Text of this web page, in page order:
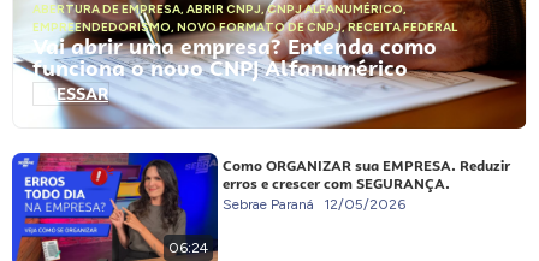
ABERTURA DE EMPRESA, ABRIR CNPJ,CNPJ ALFANUMÉRICO,
EMPREENDEDORISMO, NOVO FORMATO DE CNPJ,RECEITA FEDERAL
Vai abrir uma empresa? Entenda como
funciona o novo CNPJ Alfanumérico
ACESSAR
06:24
Como ORGANIZAR sua EMPRESA. Reduzir
erros e crescer com SEGURANÇA.
Sebrae Paraná 12/05/2026